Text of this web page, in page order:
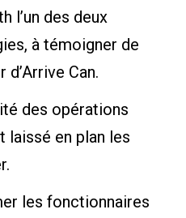
l’un des deux
à témoigner de
Can.
des opérations
laissé en plan les
les fonctionnaires